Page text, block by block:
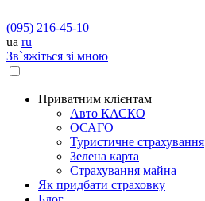
(095) 216-45-10
ua ru
Зв`яжіться зі мною
Приватним клієнтам
Авто КАСКО
OСАГО
Туристичне страхування
Зелена карта
Страхування майна
Як придбати страховку